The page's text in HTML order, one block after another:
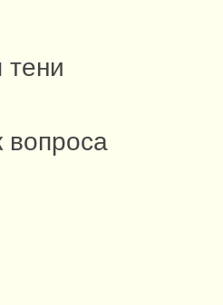
тени
вопроса